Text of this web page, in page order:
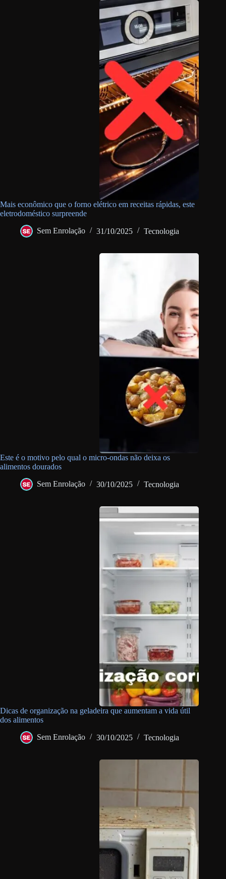
Mais econômico que o forno elétrico em receitas rápidas, este
eletrodoméstico surpreende
Sem Enrolação 31/10/2025 Tecnologia
Este é o motivo pelo qual o micro-ondas não deixa os
alimentos dourados
Sem Enrolação 30/10/2025 Tecnologia
Dicas de organização na geladeira que aumentam a vida útil
dos alimentos
Sem Enrolação 30/10/2025 Tecnologia